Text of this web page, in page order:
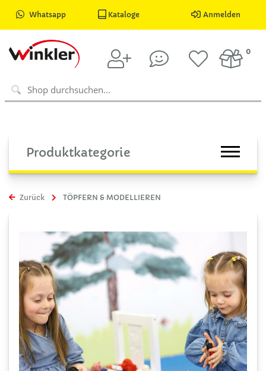
Whatsapp Kataloge Anmelden
0
Produktkategorie
Zurück TÖPFERN & MODELLIEREN